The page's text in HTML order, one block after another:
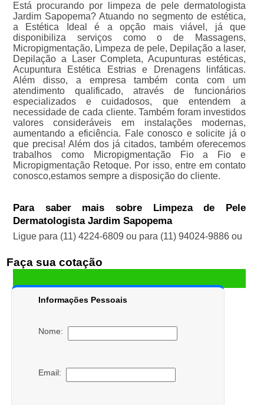
Está procurando por limpeza de pele dermatologista
Jardim Sapopema? Atuando no segmento de estética,
a Estética Ideal é a opção mais viável, já que
disponibiliza serviços como o de Massagens,
Micropigmentação, Limpeza de pele, Depilação a laser,
Depilação a Laser Completa, Acupunturas estéticas,
Acupuntura Estética Estrias e Drenagens linfáticas.
Além disso, a empresa também conta com um
atendimento qualificado, através de funcionários
especializados e cuidadosos, que entendem a
necessidade de cada cliente. Também foram investidos
valores consideráveis em instalações modernas,
aumentando a eficiência. Fale conosco e solicite já o
que precisa! Além dos já citados, também oferecemos
trabalhos como Micropigmentação Fio a Fio e
Micropigmentação Retoque. Por isso, entre em contato
conosco,estamos sempre a disposição do cliente.
Para saber mais sobre Limpeza de Pele
Dermatologista Jardim Sapopema
Ligue para (11) 4224-6809 ou para (11) 94024-9886ou
Faça sua cotação
Informações Pessoais
Nome:
Email: